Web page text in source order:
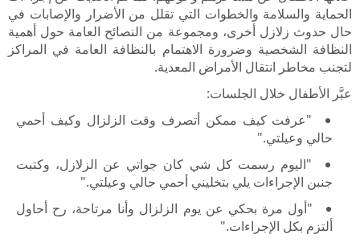
الحماية والسلامة والخطوات التي تقلل من الأضرار والإصابات في
حال حدوث زلازل أخرى، ومجموعة من النصائح العامة حول أهمية
النظافة الشخصية وضرورة الاهتمام بالنظافة العامة في المراكز
لتجنب مخاطر انتقال الأمراض المعدية.
عبَّر الأطفال خلال الجلسات:
"عرفت كيف ممكن أتصرف وقت الزلزال وكيف أحمي
حالي وعيلتي."
"اليوم رسمت كل شي كان جواتي عن الزلازل، وكتبت
جنبن الإجراءات يلي بتخليني أحمي حالي وعيلتي."
"أول مرة بحكي عن يوم الزلزال وأنا مرتاحة، رح أحاول
ألتزم بكل الإجراءات."